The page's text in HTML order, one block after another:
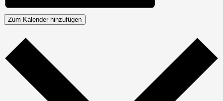
Zum Kalender hinzufügen